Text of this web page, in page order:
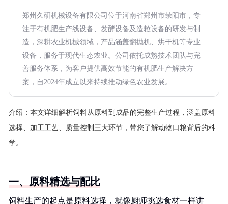
郑州久研机械设备有限公司位于河南省郑州市荥阳市，专
注于有机肥生产线设备、发酵设备及造粒设备的研发与制
造，深耕农业机械领域，产品涵盖翻抛机、烘干机等专业
设备，服务于现代生态农业。公司依托成熟技术团队与完
善服务体系，为客户提供高效节能的有机肥生产解决方
案，自2024年成立以来持续推动绿色农业发展。
介绍： 本文详细解析饲料从原料到成品的完整生产过程，涵盖原料
选择、加工工艺、质量控制三大环节，带您了解动物口粮背后的科
学。
一、原料精选与配比
饲料生产的起点是原料选择，就像厨师挑选食材一样讲